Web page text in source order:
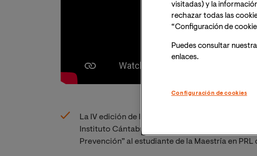
La IV edición de los Premios de la Cátedra de
Instituto Cántabro de Seguridad y Salud en el
Prevención” al estudiante de la Maestría en PRL
visitadas) y la
rechazar todas las
“Configuración de
Puedes consultar nuestra
enlaces.
Configuración de cookies